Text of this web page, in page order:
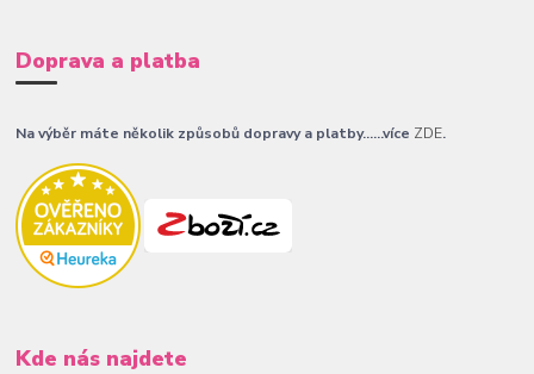
Doprava a platba
Na výběr máte několik způsobů dopravy a platby......více ZDE.
Kde nás najdete